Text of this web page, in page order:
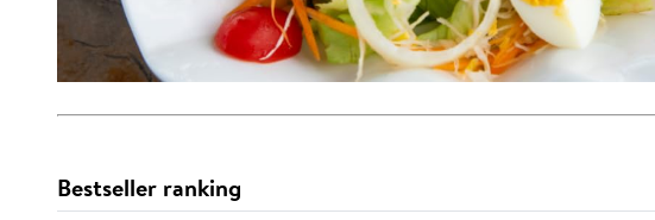
Bestseller ranking